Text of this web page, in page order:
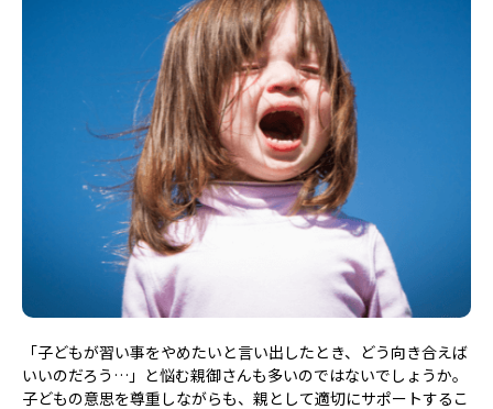
「子どもが習い事をやめたいと言い出したとき、どう向き合えば
いいのだろう…」と悩む親御さんも多いのではないでしょうか。
子どもの意思を尊重しながらも、親として適切にサポートするこ